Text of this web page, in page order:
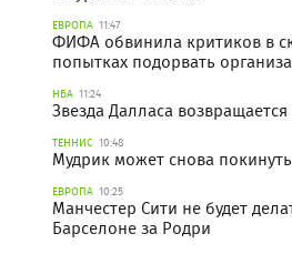
ЕВРОПА 11:47
ФИФА обвинила критиков в
попытках подорвать
НБА 11:24
Звезда Далласа
ТЕННИС 10:48
Мудрик может снова
ЕВРОПА 10:25
Манчестер Сити не будет
Барселоне за Родри